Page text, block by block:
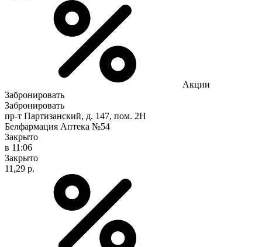
Акции
Забронировать
Забронировать
пр-т Партизанский, д. 147, пом. 2Н
Белфармация Аптека №54
Закрыто
в 11:06
Закрыто
11,29 р.